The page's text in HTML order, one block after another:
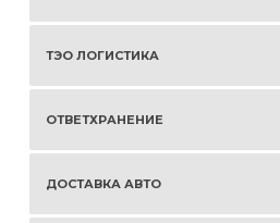
ТЭО ЛОГИСТИКА
ОТВЕТХРАНЕНИЕ
ДОСТАВКА АВТО